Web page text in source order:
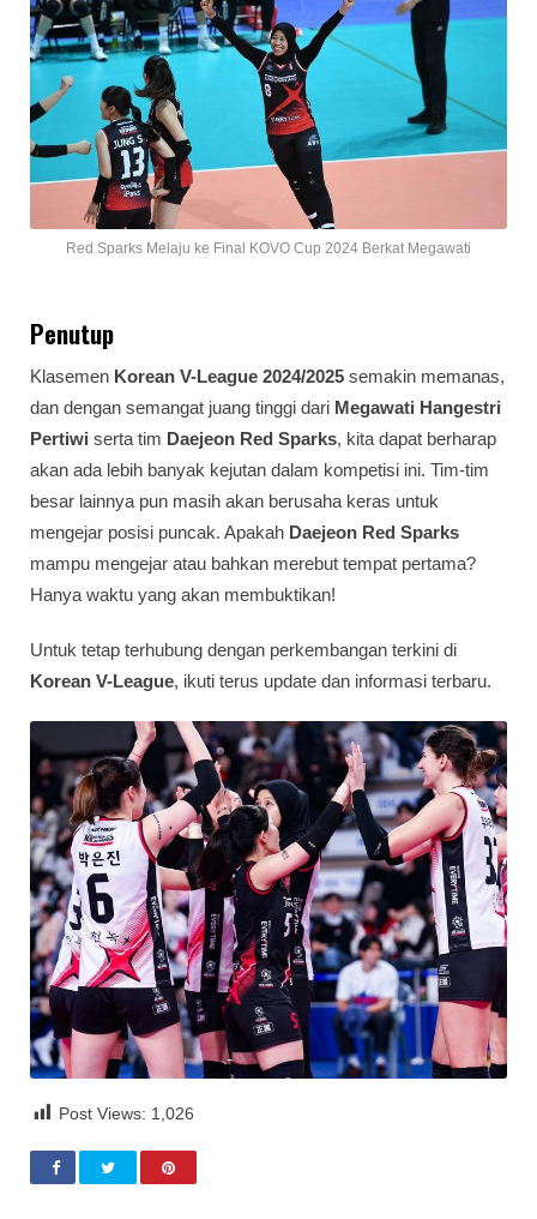
Red Sparks Melaju ke Final KOVO Cup 2024 Berkat Megawati
Penutup
Klasemen Korean V-League 2024/2025 semakin memanas,
dan dengan semangat juang tinggi dari Megawati Hangestri
Pertiwi serta tim Daejeon Red Sparks, kita dapat berharap
akan ada lebih banyak kejutan dalam kompetisi ini. Tim-tim
besar lainnya pun masih akan berusaha keras untuk
mengejar posisi puncak. Apakah Daejeon Red Sparks
mampu mengejar atau bahkan merebut tempat pertama?
Hanya waktu yang akan membuktikan!
Untuk tetap terhubung dengan perkembangan terkini di
Korean V-League, ikuti terus update dan informasi terbaru.
Post Views: 1,026